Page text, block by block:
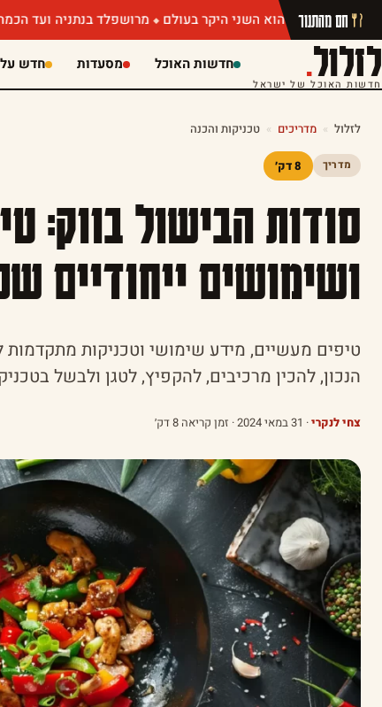
מרושפלד בנתניה ועד הכמהין של חם מהתנור
לזלול.
חדשות האוכל של ישראל
חדשות האוכל מסעדות חדש
לזלול » מדריכים » טכניקות והכנה
מדריך 8 דק׳
סודות הבישול בווק:
ושימושים ייחודיים
טיפים מעשיים, מידע שימושי וטכניקות מתקדמות
הנכון, להכין מרכיבים, להקפיץ, לטגן ולבשל
צחי לנקרי· 31 במאי 2024 · זמן קריאה 8 דק׳